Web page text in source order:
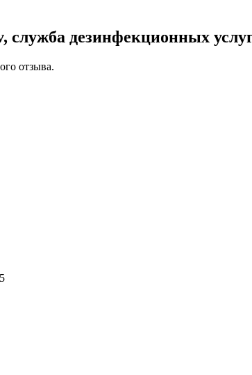
служба дезинфекционных
отзыва.